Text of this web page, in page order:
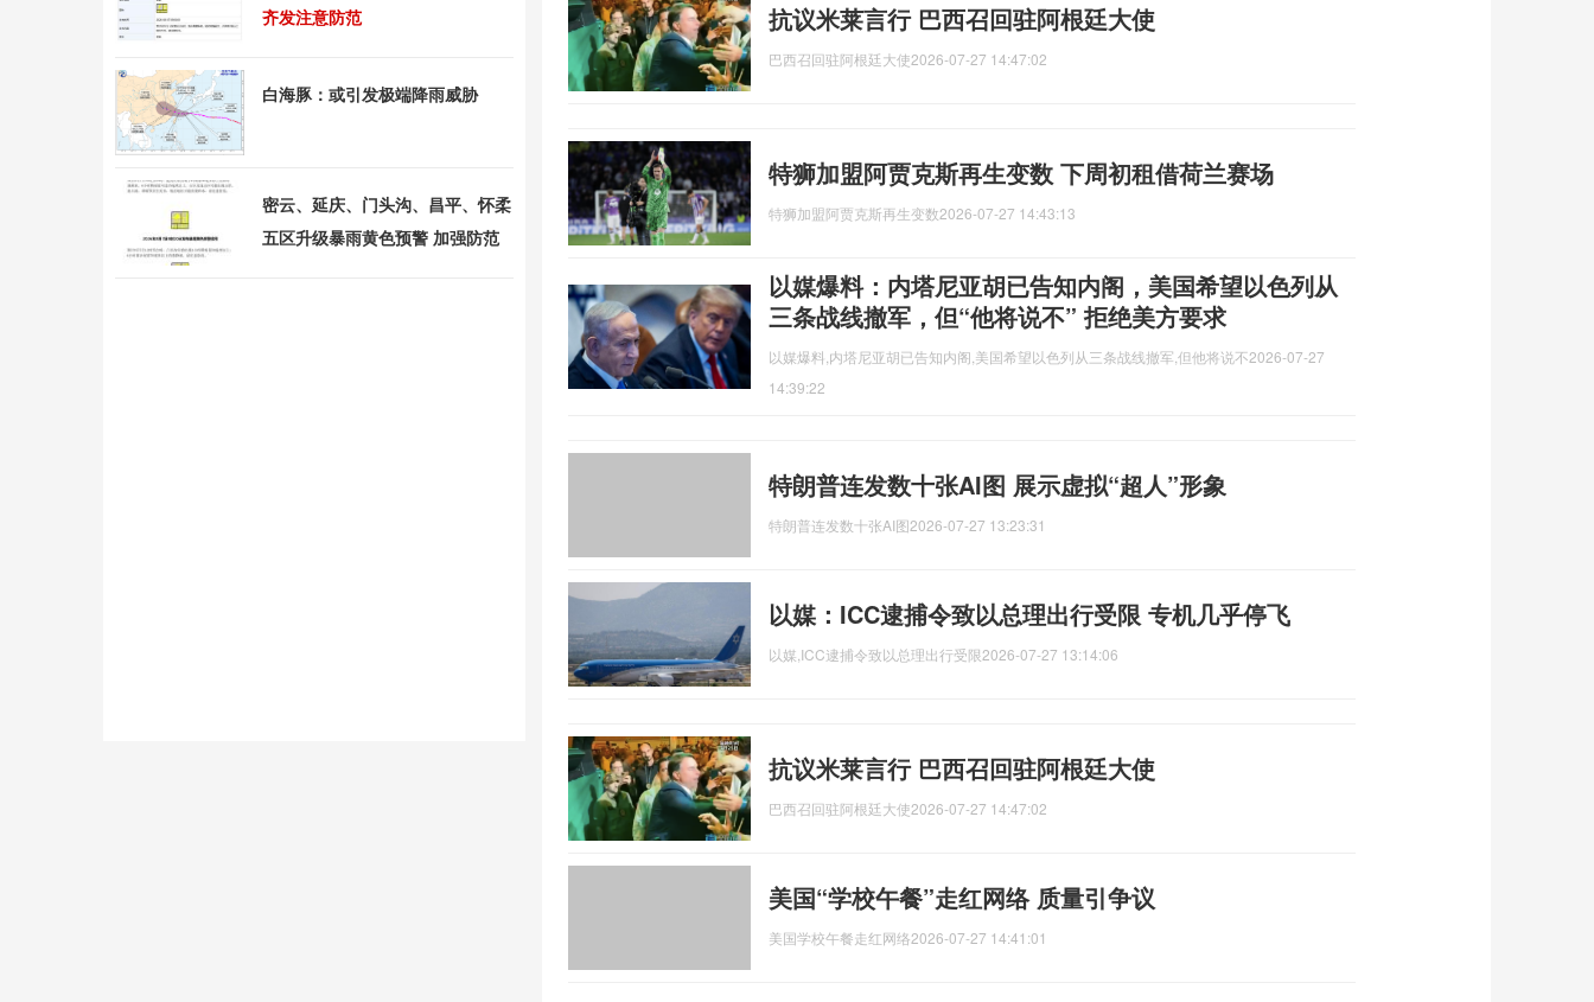
抗议米莱言行 巴西召回驻阿根廷大使
巴西召回驻阿根廷大使2026-07-27 14:47:02
特狮加盟阿贾克斯再生变数 下周初租借荷兰赛场
特狮加盟阿贾克斯再生变数2026-07-27 14:43:13
以媒爆料：内塔尼亚胡已告知内阁，美国希望以色列从
三条战线撤军，但“他将说不” 拒绝美方要求
以媒爆料,内塔尼亚胡已告知内阁,美国希望以色列从三条战线撤军,但他将说不2026-07-27
14:39:22
特朗普连发数十张AI图 展示虚拟“超人”形象
特朗普连发数十张AI图2026-07-27 13:23:31
以媒：ICC逮捕令致以总理出行受限 专机几乎停飞
以媒,ICC逮捕令致以总理出行受限2026-07-27 13:14:06
抗议米莱言行 巴西召回驻阿根廷大使
巴西召回驻阿根廷大使2026-07-27 14:47:02
美国“学校午餐”走红网络 质量引争议
美国学校午餐走红网络2026-07-27 14:41:01
齐发注意防范
白海豚：或引发极端降雨威胁
密云、延庆、门头沟、昌平、怀柔
五区升级暴雨黄色预警 加强防范